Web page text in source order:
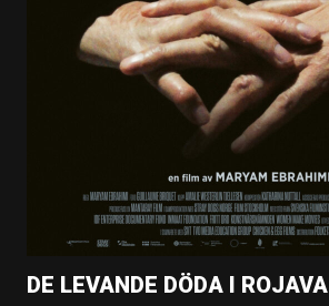
DE LEVANDE DÖDA I ROJAVA